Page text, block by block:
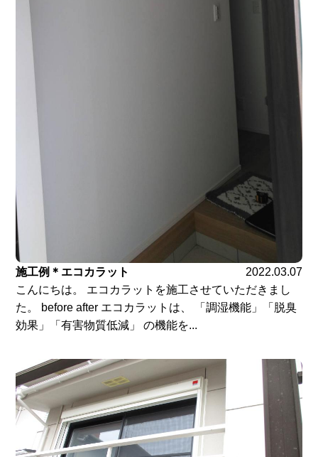
施工例＊エコカラット
2022.03.07
こんにちは。 エコカラットを施工させていただきまし
た。 before after エコカラットは、 「調湿機能」「脱臭
効果」「有害物質低減」 の機能を...